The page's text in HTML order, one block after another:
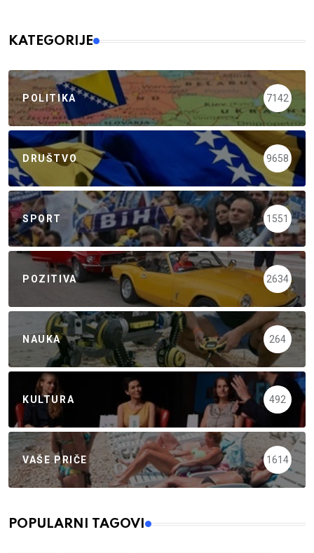
KATEGORIJE
POLITIKA 7142
DRUŠTVO 9658
SPORT 1551
POZITIVA 2634
NAUKA 264
KULTURA 492
VAŠE PRIČE 1614
POPULARNI TAGOVI